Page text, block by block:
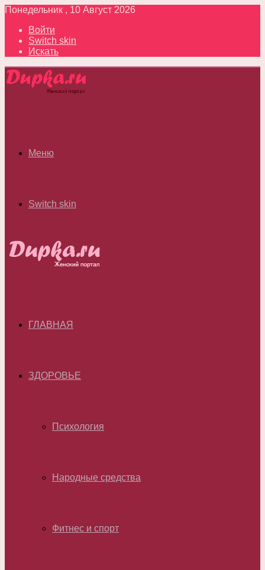
Понедельник , 10 Август 2026
Войти
Switch skin
Искать
Меню
Switch skin
ГЛАВНАЯ
ЗДОРОВЬЕ
Психология
Народные средства
Фитнес и спорт